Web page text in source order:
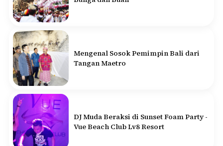
Mengenal Sosok Pemimpin Bali dari
Tangan Maetro
DJ Muda Beraksi di Sunset Foam Party -
Vue Beach Club Lv8 Resort